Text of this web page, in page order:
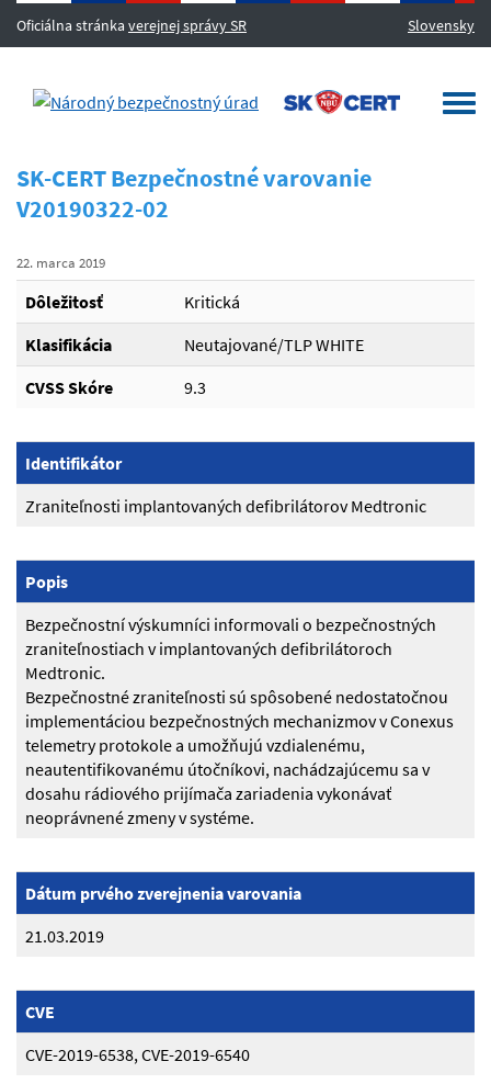
Oficiálna stránka verejnej správy SR Slovensky
MENU
SK-CERT Bezpečnostné varovanie
V20190322-02
22. marca 2019
Dôležitosť
Kritická
Klasifikácia
Neutajované/TLP WHITE
CVSS Skóre
9.3
Identifikátor
Zraniteľnosti implantovaných defibrilátorov Medtronic
Popis
Bezpečnostní výskumníci informovali o bezpečnostných
zraniteľnostiach v implantovaných defibrilátoroch
Medtronic.
Bezpečnostné zraniteľnosti sú spôsobené nedostatočnou
implementáciou bezpečnostných mechanizmov v Conexus
telemetry protokole a umožňujú vzdialenému,
neautentifikovanému útočníkovi, nachádzajúcemu sa v
dosahu rádiového prijímača zariadenia vykonávať
neoprávnené zmeny v systéme.
Dátum prvého zverejnenia varovania
21.03.2019
CVE
CVE-2019-6538, CVE-2019-6540